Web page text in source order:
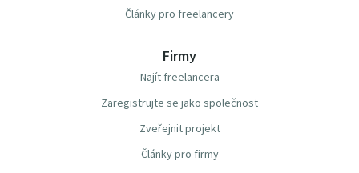
Články pro freelancery
Firmy
Najít freelancera
Zaregistrujte se jako společnost
Zveřejnit projekt
Články pro firmy